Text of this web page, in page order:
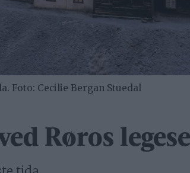
Foto: Cecilie Bergan Stuedal
Røros